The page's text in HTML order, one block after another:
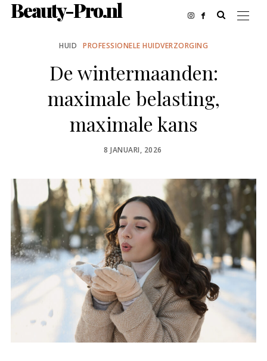
Beauty-Pro.nl
HUID PROFESSIONELE HUIDVERZORGING
De wintermaanden:
maximale belasting,
maximale kans
POSTED
8 JANUARI, 2026